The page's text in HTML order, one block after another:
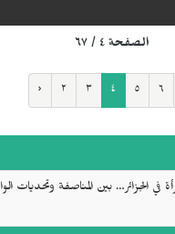
الصفحة ٤ / ٦٧
‹ ٢ ٣ ٤ ٥ ٦
في الجزائر… بين المناصفة وتحديات